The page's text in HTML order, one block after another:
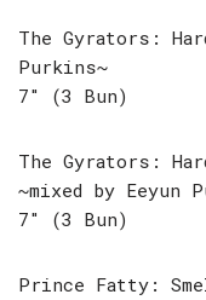
The Gyrators:
Purkins~
7″ (3 Bun)
The Gyrators:
~mixed by Eeyun
7″ (3 Bun)
Prince Fatty: